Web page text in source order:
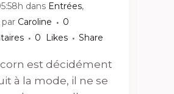
dans Entrées,
par Caroline
0
0 Likes Share
est décidément
à la mode, il ne se